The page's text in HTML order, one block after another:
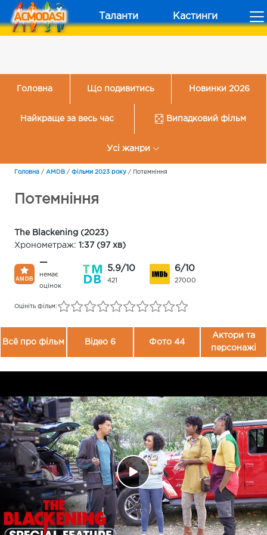
Таланти Кастинги
Головна Що подивитись Новинки 2026
Найкраще за весь час Випадковий фільм
Усі жанри
Головна / AMDB / Фільми 2023 року / Потемніння
Потемніння
The Blackening (2023)
Хронометраж: 1:37 (97 хв)
—
немає
оцінок
5.9/10
421
6/10
27000
Оцініть фільм:
Всё про фільм Відео 6 Фото 44
Актори та
персонажі